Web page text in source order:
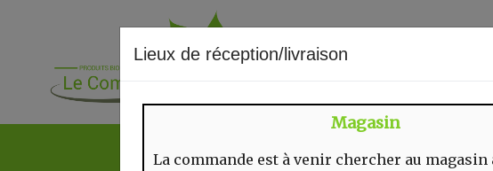
NOS VENTES DU MOMENT
Lieux de réception/livraison
Magasin
La commande est à venir chercher au magasin